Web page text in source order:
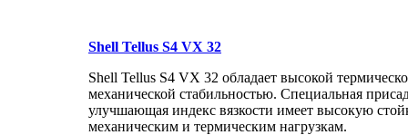
Shell Tellus S4 VX 32
Shell Tellus S4 VX 32 обладает высокой
механической стабильностью. Специальная
улучшающая индекс вязкости имеет высокую
механическим и термическим нагрузкам.